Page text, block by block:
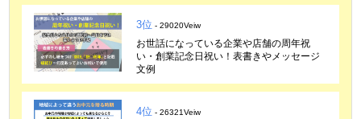
3位 - 29020Veiw
お世話になっている企業や店舗の周年祝
い・創業記念日祝い！表書きやメッセージ
文例
4位 - 26321Veiw